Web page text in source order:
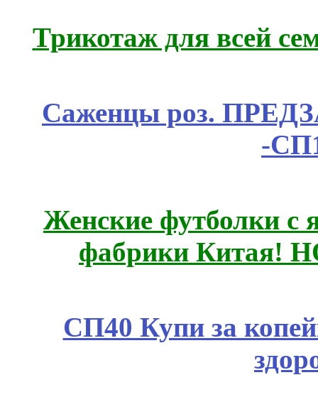
Трикотаж для всей
Саженцы роз.
-
Женские футболки с
фабрики Китая!
СП40 Купи за